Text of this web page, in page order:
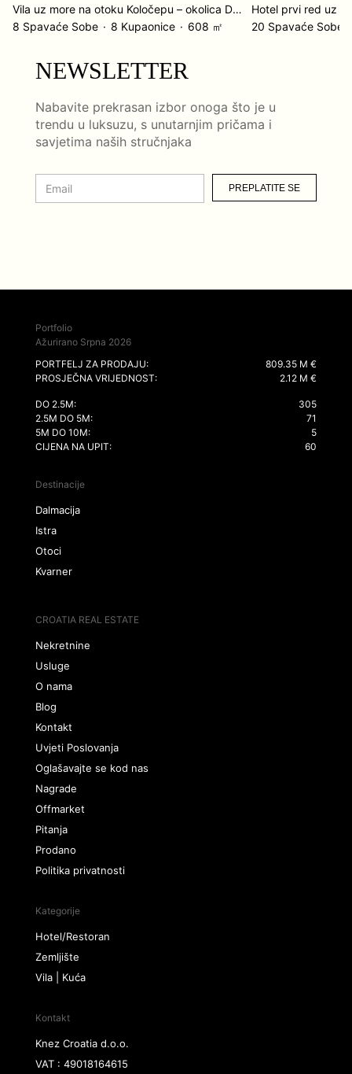
Vila uz more na otoku Koločepu – okolica Dubrovnika
8 Spavaće Sobe
8 Kupaonice 608 ㎡
Hotel prvi red uz
20 Spavaće Sobe
NEWSLETTER
Nabavite prekrasan izbor onoga što je u
trendu u luksuzu, s unutarnjim pričama i
savjetima naših stručnjaka
PREPLATITE SE
Portfolio
Ažurirano Srpna 2026
PORTFELJ ZA PRODAJU:
809.35 M €
PROSJEČNA VRIJEDNOST:
2.12 M €
DO 2.5M:
305
2.5M DO 5M:
71
5M DO 10M:
5
CIJENA NA UPIT:
60
Destinacije
Dalmacija
Istra
Otoci
Kvarner
CROATIA REAL ESTATE
Nekretnine
Usluge
O nama
Blog
Kontakt
Uvjeti Poslovanja
Oglašavajte se kod nas
Nagrade
Offmarket
Pitanja
Prodano
Politika privatnosti
Kategorije
Hotel/Restoran
Zemljište
Vila | Kuća
Kontakt
Knez Croatia d.o.o.
VAT : 49018164615